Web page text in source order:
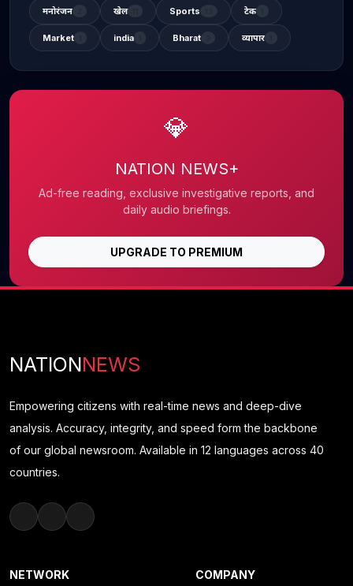
मनोरंजन खेल Sports टेक
Market india Bharat व्यापार
💎
NATION NEWS+
Ad-free reading, exclusive investigative reports, and
daily audio briefings.
UPGRADE TO PREMIUM
NATIONNEWS
Empowering citizens with real-time news and deep-dive
analysis. Accuracy, integrity, and speed form the backbone
of our global newsroom. Available in 12 languages across 40
countries.
NETWORK COMPANY